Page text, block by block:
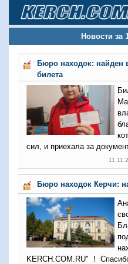
Новости за
Бюро находок: найден
билета
сил, и приехала за
Бюро находок Керчи:
KERCH.COM.RU" !